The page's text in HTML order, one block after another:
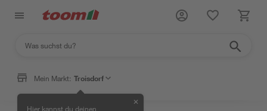
Mein Markt: Troisdorf
Hier kannst du deinen
✕